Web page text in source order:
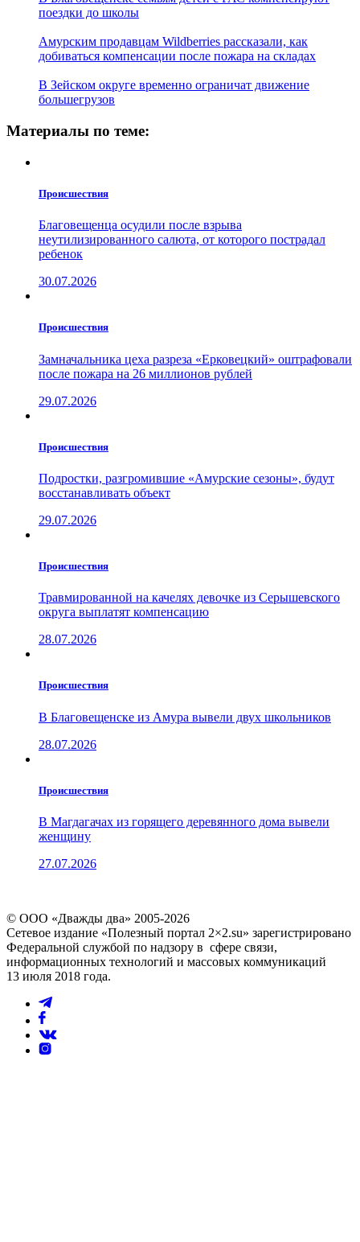
поездки до школы
Амурским продавцам Wildberries рассказали, как
добиваться компенсации после пожара на складах
В Зейском округе временно ограничат движение
большегрузов
Материалы по теме:
Проиcшествия
Благовещенца осудили после взрыва
неутилизированного салюта, от которого пострадал
ребенок
30.07.2026
Проиcшествия
Замначальника цеха разреза «Ерковецкий» оштрафовали
после пожара на 26 миллионов рублей
29.07.2026
Проиcшествия
Подростки, разгромившие «Амурские сезоны», будут
восстанавливать объект
29.07.2026
Проиcшествия
Травмированной на качелях девочке из Серышевского
округа выплатят компенсацию
28.07.2026
Проиcшествия
В Благовещенске из Амура вывели двух школьников
28.07.2026
Проиcшествия
В Магдагачах из горящего деревянного дома вывели
женщину
27.07.2026
© ООО «Дважды два» 2005-2026
Сетевое издание «Полезный портал 2×2.su» зарегистрировано
Федеральной службой по надзору в сфере связи,
информационных технологий и массовых коммуникаций
13 июля 2018 года.